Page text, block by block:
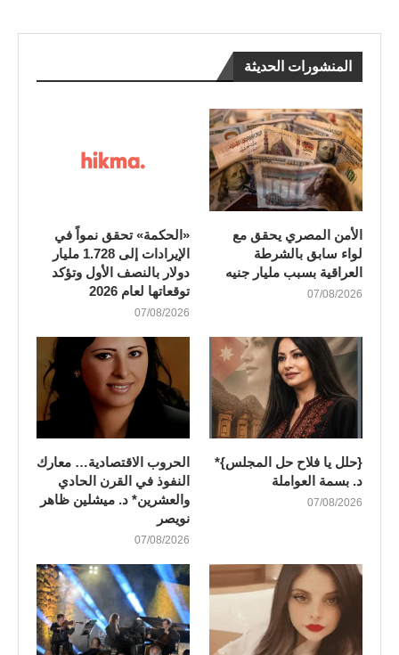
المنشورات الحديثة
الأمن المصري يحقق مع
لواء سابق بالشرطة
العراقية بسبب مليار جنيه
07/08/2026
«الحكمة» تحقق نمواً في
الإيرادات إلى 1.728 مليار
دولار بالنصف الأول وتؤكد
توقعاتها لعام 2026
07/08/2026
{حلل يا فلاح حل المجلس}*
د. بسمة العواملة
07/08/2026
الحروب الاقتصادية… معارك
النفوذ في القرن الحادي
والعشرين* د. ميشلين ظاهر
نويصر
07/08/2026